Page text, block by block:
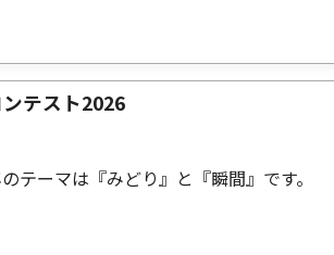
テスト2026
テーマは『みどり』と『瞬間』です。